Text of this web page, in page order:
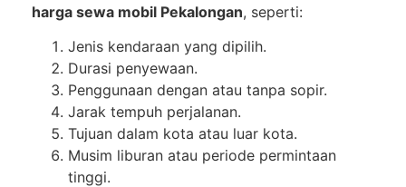
harga sewa mobil Pekalongan, seperti:
Jenis kendaraan yang dipilih.
Durasi penyewaan.
Penggunaan dengan atau tanpa sopir.
Jarak tempuh perjalanan.
Tujuan dalam kota atau luar kota.
Musim liburan atau periode permintaan
tinggi.